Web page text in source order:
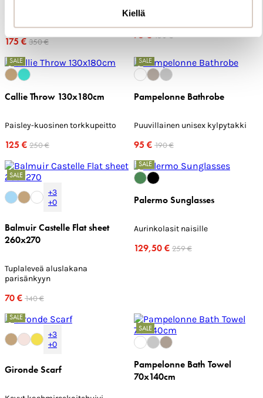
Kiellä
175 € 350 €
naisille
75 € 150 €
SALE
Callie Throw 130x180cm
Paisley-kuosinen torkkupeitto
125 € 250 €
SALE
Pampelonne Bathrobe
Puuvillainen unisex kylpytakki
95 € 190 €
SALE
+3
+0
Balmuir Castelle Flat sheet
260x270
Tuplaleveä aluslakana
parisänkyyn
70 € 140 €
SALE
Palermo Sunglasses
Aurinkolasit naisille
129,50 € 259 €
SALE
+3
+0
Gironde Scarf
SALE
Pampelonne Bath Towel
70x140cm